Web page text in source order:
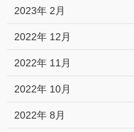
2023年 2月
2022年 12月
2022年 11月
2022年 10月
2022年 8月